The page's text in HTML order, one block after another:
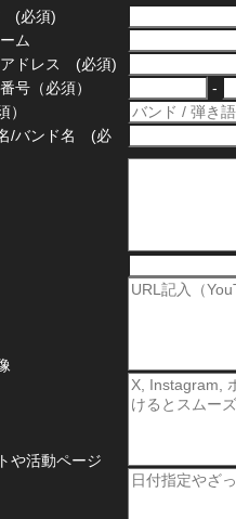
(必須)
ム
アドレス (必須)
号（必須）
-
）
/バンド名 (必
や活動ページ